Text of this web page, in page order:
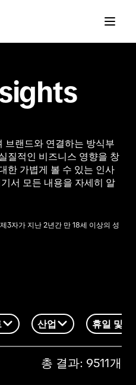
브랜드와 연결하는 방식부
질적인 비즈니스 영향을 창
한 가볍게 볼 수 있는 인사
서 모든 내용을 자세히 알
3자가 지난 2년간 만 18세 이상의 성
산업 휴일 및
총 결과: 9511개